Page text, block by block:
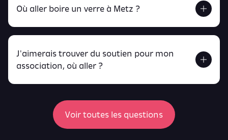
Retrouve toutes ces infos ici.
Où aller boire un verre à Metz ?
peux
retrouver ici
J'aimerais trouver du soutien pour mon
association, où aller ?
Voir toutes les questions